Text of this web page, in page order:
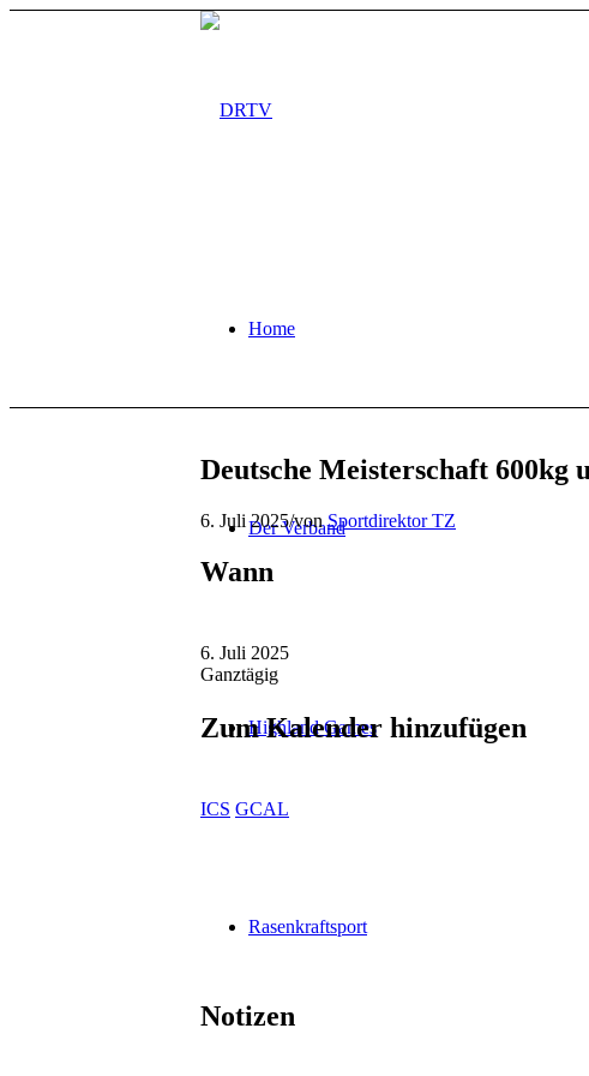
Home
Der Verband
Highland Games
Rasenkraftsport
Deutsche Meisterschaft 600kg
6. Juli 2025/vonSportdirektor TZ
Wann
6. Juli 2025
Ganztägig
Zum Kalender hinzufügen
ICS GCAL
Notizen